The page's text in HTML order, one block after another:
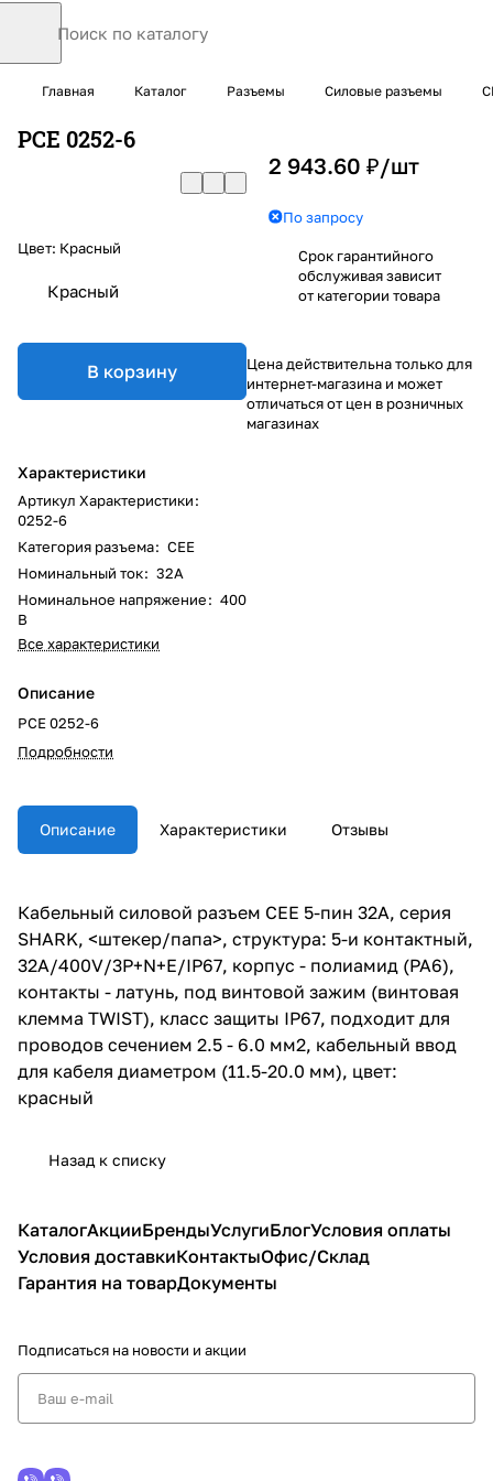
Главная Каталог Разъемы Силовые разъемы
PCE 0252-6
Цвет: Красный
Красный
В корзину
Характеристики
Артикул Характеристики:
0252-6
Категория разъема: CEE
Номинальный ток: 32A
Номинальное напряжение: 400
В
Все характеристики
Описание
PCE 0252-6
Подробности
2 943.60 ₽/шт
По запросу
Срок гарантийного
обслуживая зависит
от категории товара
Цена действительна только для
интернет-магазина и может
отличаться от цен в розничных
магазинах
Описание Характеристики Отзывы
Кабельный силовой разъем СЕЕ 5-пин 32А, серия
SHARK, <штекер/папа>, структура: 5-и контактный,
32А/400V/3P+N+E/IP67, корпус - полиамид (PA6),
контакты - латунь, под винтовой зажим (винтовая
клемма TWIST), класс защиты IP67, подходит для
проводов сечением 2.5 - 6.0 мм2, кабельный ввод
для кабеля диаметром (11.5-20.0 мм), цвет:
красный
Назад к списку
КаталогАкцииБрендыУслугиБлогУсловия оплаты
Условия доставкиКонтактыОфис/Склад
Гарантия на товарДокументы
Подписаться на новости и акции